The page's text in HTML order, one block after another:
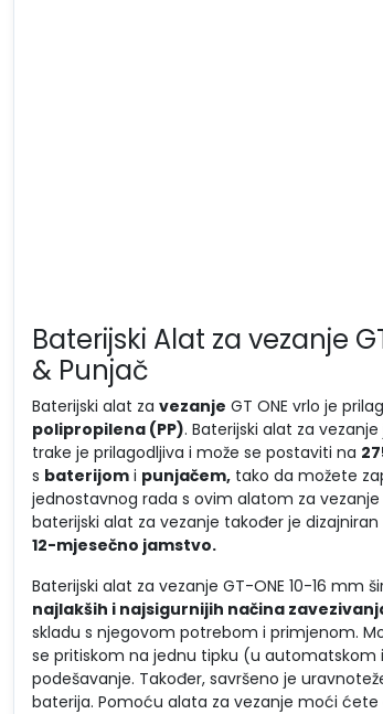
Baterijski Alat za vezanje
& Punjač
Baterijski alat za vezanje GT ONE vrlo je
polipropilena (PP). Baterijski alat za
trake je prilagodljiva i može se postaviti na
s baterijom i punjačem, tako da možete
jednostavnog rada s ovim alatom za
baterijski alat za vezanje također je
12-mjesečno jamstvo.
Baterijski alat za vezanje GT-ONE 10-16 mm
najlakših i najsigurnijih načina
skladu s njegovom potrebom i primjenom.
se pritiskom na jednu tipku (u
podešavanje. Također, savršeno je
baterija. Pomoću alata za vezanje moći